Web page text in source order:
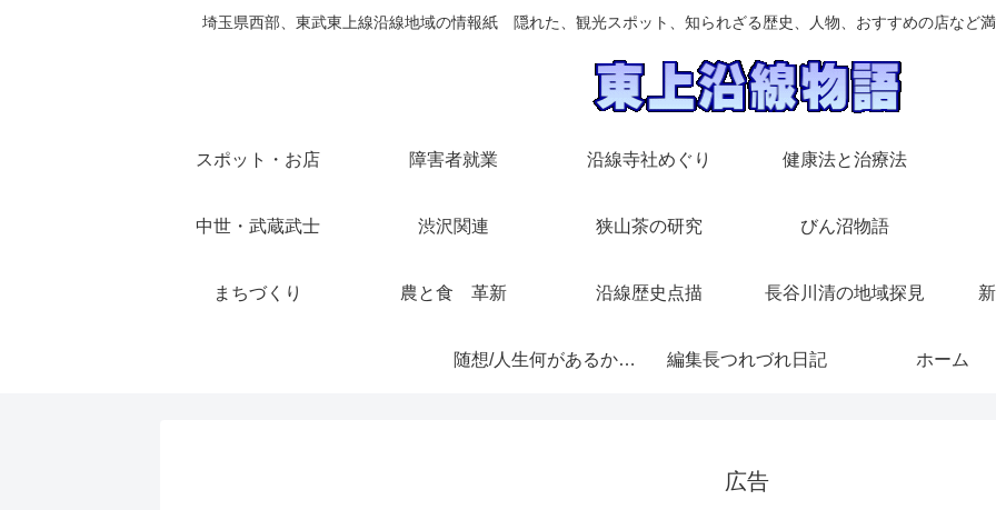
埼玉県西部、東武東上線沿線地域の情報紙 隠れた、観光スポット、知られざる歴史、人物、おすすめの店など
スポット・お店 障害者就業 沿線寺社めぐり 健康法と治療法
中世・武蔵武士 渋沢関連 狭山茶の研究 びん沼物語
まちづくり 農と食 革新 沿線歴史点描 長谷川清の地域探見
随想/人生何があるかわからない 編集長つれづれ日記 ホーム
広告